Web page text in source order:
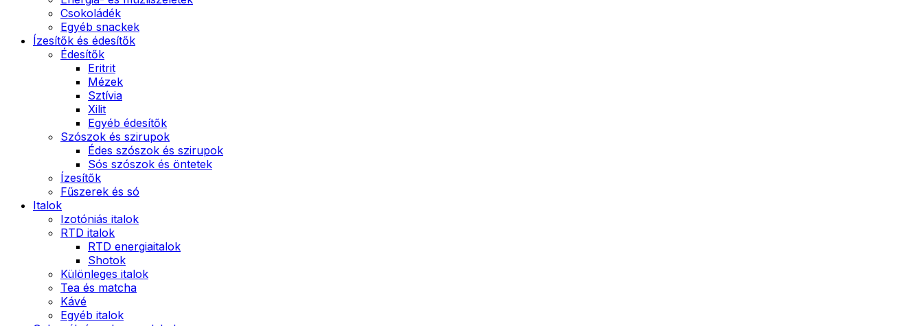
Csokoládék
Egyéb snackek
Ízesítők és édesítők
Édesítők
Eritrit
Mézek
Sztívia
Xilit
Egyéb édesítők
Szószok és szirupok
Édes szószok és szirupok
Sós szószok és öntetek
Ízesítők
Fűszerek és só
Italok
Izotóniás italok
RTD italok
RTD energiaitalok
Shotok
Különleges italok
Tea és matcha
Kávé
Egyéb italok